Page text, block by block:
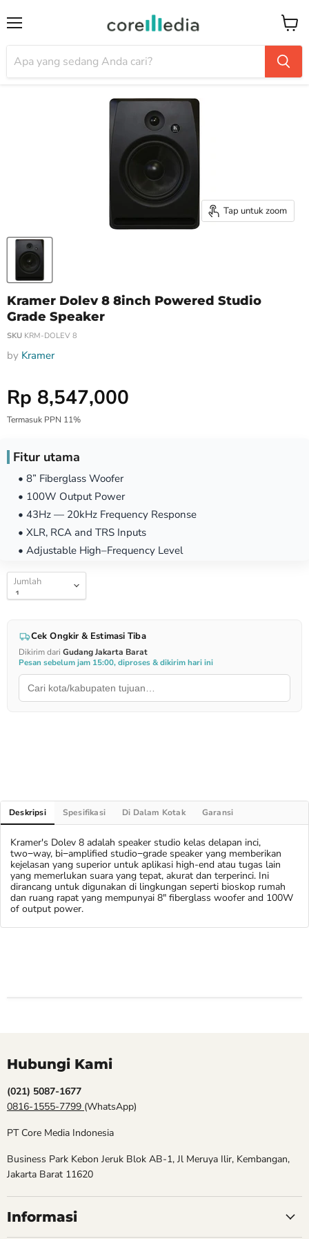
Tap untuk zoom
Kramer Dolev 8 8inch Powered Studio
Grade Speaker
SKU KRM-DOLEV 8
by Kramer
Harga Special
Rp 8,547,000
Termasuk PPN 11%
Fitur utama
• 8” Fiberglass Woofer
• 100W Output Power
• 43Hz — 20kHz Frequency Response
• XLR, RCA and TRS Inputs
• Adjustable High–Frequency Level
Jumlah
Cek Ongkir & Estimasi Tiba
Dikirim dari Gudang Jakarta Barat
Pesan sebelum jam 15:00, diproses & dikirim hari ini
Deskripsi Spesifikasi Di Dalam Kotak Garansi
Kramer's Dolev 8 adalah speaker studio kelas delapan inci,
two−way, bi−amplified studio−grade speaker yang memberikan
kejelasan yang superior untuk aplikasi high-end atau tugas lain
yang memerlukan suara yang tepat, akurat dan terperinci. Ini
dirancang untuk digunakan di lingkungan seperti bioskop rumah
dan ruang rapat yang mempunyai 8" fiberglass woofer and 100W
of output power.
Hubungi Kami
(021) 5087-1677
0816-1555-7799 (WhatsApp)
PT Core Media Indonesia
Business Park Kebon Jeruk Blok AB-1, Jl Meruya Ilir, Kembangan,
Jakarta Barat 11620
Informasi